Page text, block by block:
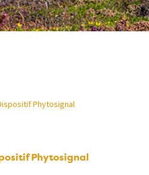
Phytosignal
Phytosignal